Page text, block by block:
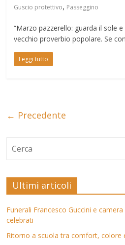
Guscio protettivo, Passeggino
“Marzo pazzerello: guarda il sole e
vecchio proverbio popolare. Se
Leggi tutto
← Precedente
Ultimi articoli
Funerali Francesco Guccini e
celebrati
Ritorno a scuola tra comfort, colore